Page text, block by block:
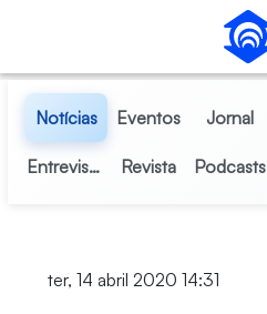
Pular para o Conteúdo principal
Notícias Eventos Jornal
Entrevistas Revista Podcasts
ter, 14 abril 2020 14:31